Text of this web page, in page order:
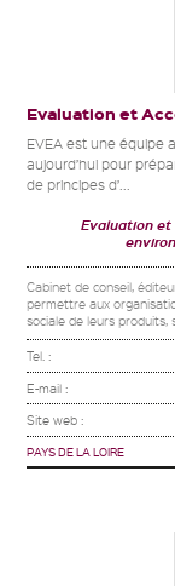
Evaluation et
EVEA est une équipe
aujourd’hui pour
de principes d’...
Evaluation et
Cabinet de conseil,
permettre aux
sociale de leurs produits,
Tel. :
E-mail :
Site web :
PAYS DE LA LOIRE